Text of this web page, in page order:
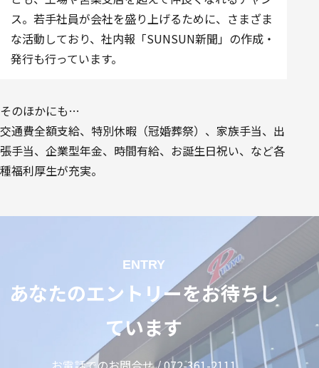
ス。若手社員が会社を盛り上げるために、さまざま
な活動しており、社内報「SUNSUN新聞」の作成・
発行も行っています。
そのほかにも…
交通費全額支給、特別休暇（冠婚葬祭）、家族手当、出
張手当、企業型年金、時間有給、お誕生日祝い、など各
種福利厚生が充実。
ENTRY
あなたのエントリーをお待ちし
ています